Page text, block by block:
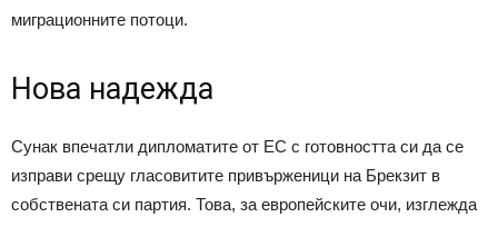
миграционните потоци.
Нова надежда
Сунак впечатли дипломатите от ЕС с готовността си да се
изправи срещу гласовитите привърженици на Брекзит в
собствената си партия. Това, за европейските очи, изглежда